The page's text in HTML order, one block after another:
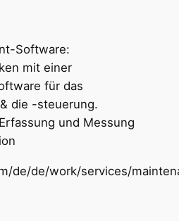
Software:
mit einer
für das
die -steuerung.
und Messung
de/de/work/services/